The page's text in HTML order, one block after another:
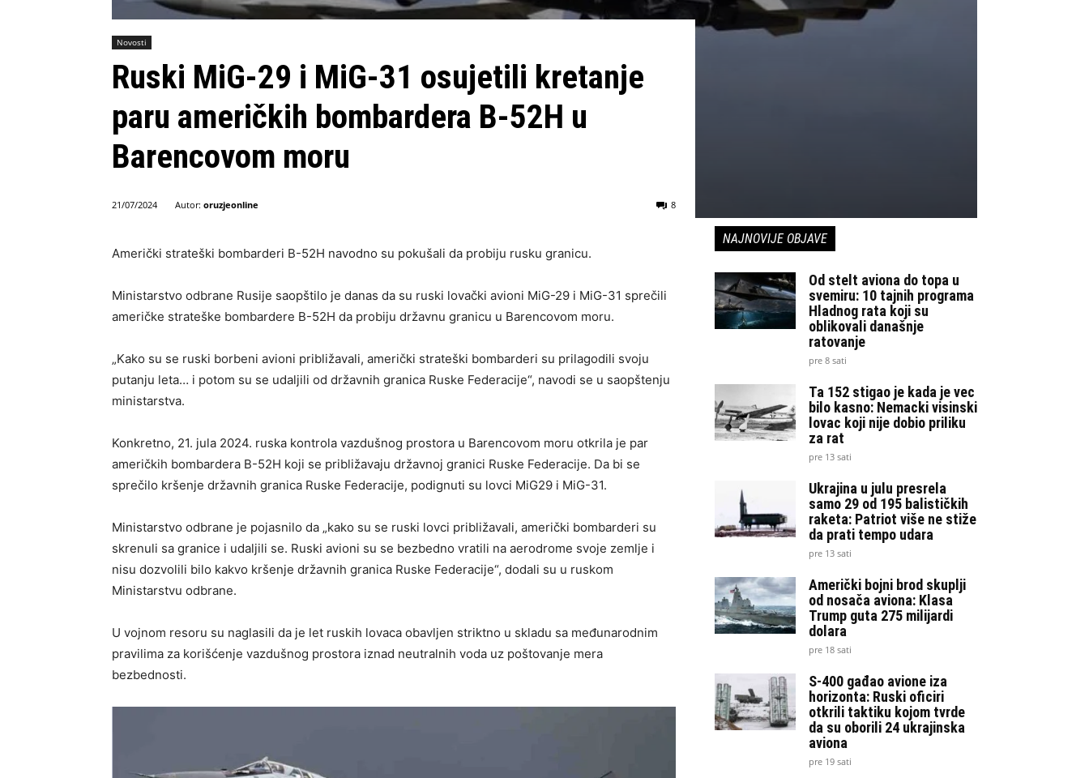
Novosti
Ruski MiG-29 i MiG-31 osujetili kretanje
paru američkih bombardera B-52H u
Barencovom moru
21/07/2024 Autor: oruzjeonline 8
Američki strateški bombarderi B-52H navodno su pokušali da probiju rusku granicu.
Ministarstvo odbrane Rusije saopštilo je danas da su ruski lovački avioni MiG-29 i MiG-31 sprečili
američke strateške bombardere B-52H da probiju državnu granicu u Barencovom moru.
„Kako su se ruski borbeni avioni približavali, američki strateški bombarderi su prilagodili svoju
putanju leta… i potom su se udaljili od državnih granica Ruske Federacije“, navodi se u saopštenju
ministarstva.
Konkretno, 21. jula 2024. ruska kontrola vazdušnog prostora u Barencovom moru otkrila je par
američkih bombardera B-52H koji se približavaju državnoj granici Ruske Federacije. Da bi se
sprečilo kršenje državnih granica Ruske Federacije, podignuti su lovci MiG29 i MiG-31.
Ministarstvo odbrane je pojasnilo da „kako su se ruski lovci približavali, američki bombarderi su
skrenuli sa granice i udaljili se. Ruski avioni su se bezbedno vratili na aerodrome svoje zemlje i
nisu dozvolili bilo kakvo kršenje državnih granica Ruske Federacije“, dodali su u ruskom
Ministarstvu odbrane.
U vojnom resoru su naglasili da je let ruskih lovaca obavljen striktno u skladu sa međunarodnim
pravilima za korišćenje vazdušnog prostora iznad neutralnih voda uz poštovanje mera
bezbednosti.
NAJNOVIJE OBJAVE
Od stelt aviona do topa u
svemiru: 10 tajnih programa
Hladnog rata koji su
oblikovali današnje
ratovanje
pre 8 sati
Ta 152 stigao je kada je vec
bilo kasno: Nemacki visinski
lovac koji nije dobio priliku
za rat
pre 13 sati
Ukrajina u julu presrela
samo 29 od 195 balističkih
raketa: Patriot više ne stiže
da prati tempo udara
pre 13 sati
Američki bojni brod skuplji
od nosača aviona: Klasa
Trump guta 275 milijardi
dolara
pre 18 sati
S-400 gađao avione iza
horizonta: Ruski oficiri
otkrili taktiku kojom tvrde
da su oborili 24 ukrajinska
aviona
pre 19 sati